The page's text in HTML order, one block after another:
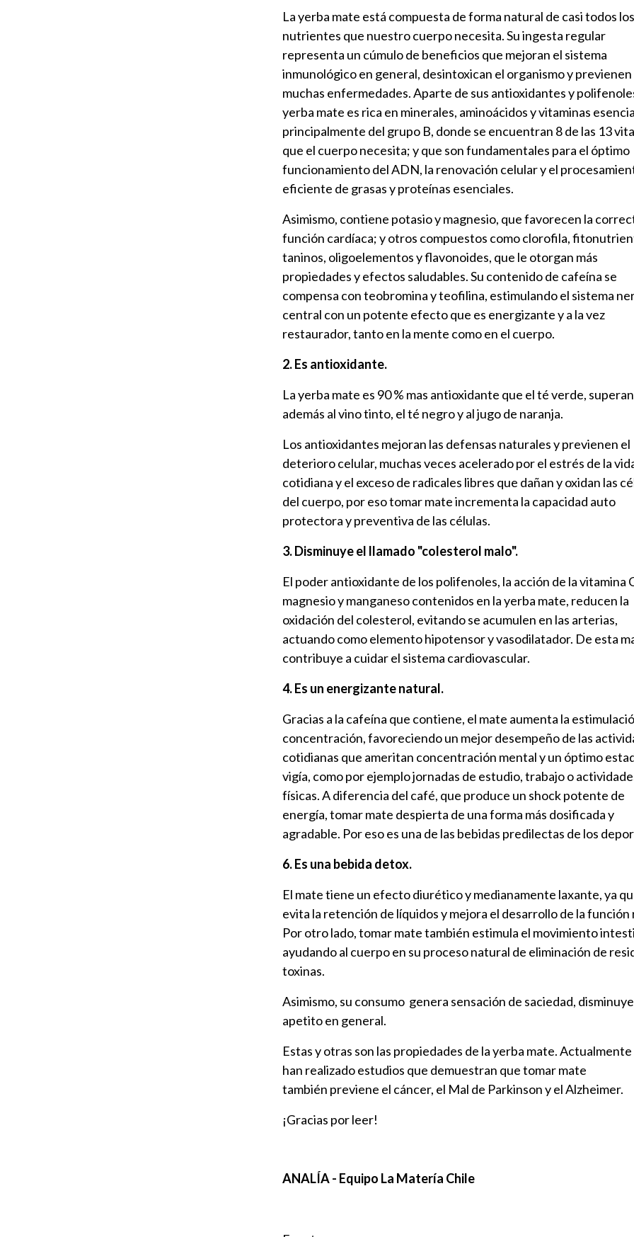
La yerba mate está compuesta de forma natural de casi todos los
nutrientes que nuestro cuerpo necesita. Su ingesta regular
representa un cúmulo de beneficios que mejoran el sistema
inmunológico en general, desintoxican el organismo y previenen
muchas enfermedades. Aparte de sus antioxidantes y
yerba mate es rica en minerales, aminoácidos y vitaminas
principalmente del grupo B, donde se encuentran 8 de las 13
que el cuerpo necesita; y que son fundamentales para el óptimo
funcionamiento del ADN, la renovación celular y el
eficiente de grasas y proteínas esenciales.
Asimismo, contiene potasio y magnesio, que favorecen la
función cardíaca; y otros compuestos como clorofila,
taninos, oligoelementos y flavonoides, que le otorgan más
propiedades y efectos saludables. Su contenido de cafeína se
compensa con teobromina y teofilina, estimulando el sistema
central con un potente efecto que es energizante y a la vez
restaurador, tanto en la mente como en el cuerpo.
2. Es antioxidante.
La yerba mate es 90 % mas antioxidante que el té verde,
además al vino tinto, el té negro y al jugo de naranja.
Los antioxidantes mejoran las defensas naturales y previenen el
deterioro celular, muchas veces acelerado por el estrés de la
cotidiana y el exceso de radicales libres que dañan y oxidan las
del cuerpo, por eso tomar mate incrementa la capacidad auto
protectora y preventiva de las células.
3. Disminuye el llamado "colesterol malo".
El poder antioxidante de los polifenoles, la acción de la vitamina
magnesio y manganeso contenidos en la yerba mate, reducen la
oxidación del colesterol, evitando se acumulen en las arterias,
actuando como elemento hipotensor y vasodilatador. De esta
contribuye a cuidar el sistema cardiovascular.
4. Es un energizante natural.
Gracias a la cafeína que contiene, el mate aumenta la
concentración, favoreciendo un mejor desempeño de las
cotidianas que ameritan concentración mental y un óptimo
vigía, como por ejemplo jornadas de estudio, trabajo o
físicas. A diferencia del café, que produce un shock potente de
energía, tomar mate despierta de una forma más dosificada y
agradable. Por eso es una de las bebidas predilectas de los
6. Es una bebida detox.
El mate tiene un efecto diurético y medianamente laxante, ya
evita la retención de líquidos y mejora el desarrollo de la función
Por otro lado, tomar mate también estimula el movimiento
ayudando al cuerpo en su proceso natural de eliminación de
toxinas.
Asimismo, su consumo genera sensación de saciedad,
apetito en general.
Estas y otras son las propiedades de la yerba mate. Actualmente
han realizado estudios que demuestran que tomar mate
también previene el cáncer, el Mal de Parkinson y el Alzheimer.
¡Gracias por leer!
ANALÍA - Equipo La Matería Chile